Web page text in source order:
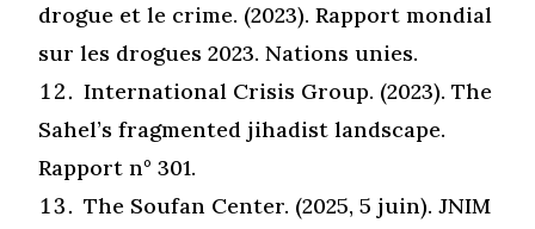
drogue et le crime. (2023). Rapport mondial
sur les drogues 2023.Nationsunies.
International Crisis Group. (2023). The
Sahel’s fragmented jihadist landscape.
Rapport n° 301.
The Soufan Center. (2025, 5 juin). JNIM